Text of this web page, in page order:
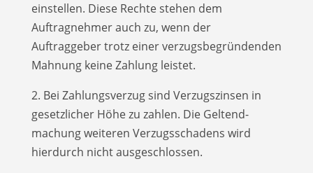
einstellen. Diese Rechte stehen dem
Auftragnehmer auch zu, wenn der
Auftraggeber trotz einer verzugsbegründenden
Mahnung keine Zahlung leistet.
2. Bei Zahlungsverzug sind Verzugszinsen in
gesetzlicher Höhe zu zahlen. Die Geltend­
machung weiteren Verzugsschadens wird
hierdurch nicht ausgeschlossen.